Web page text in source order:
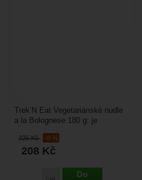
225Kč -8 %
208 Kč
Do
Trek’N Eat Vegetariánské nudle
a la Bolognese 180 g: je
cesty, je vhodné...